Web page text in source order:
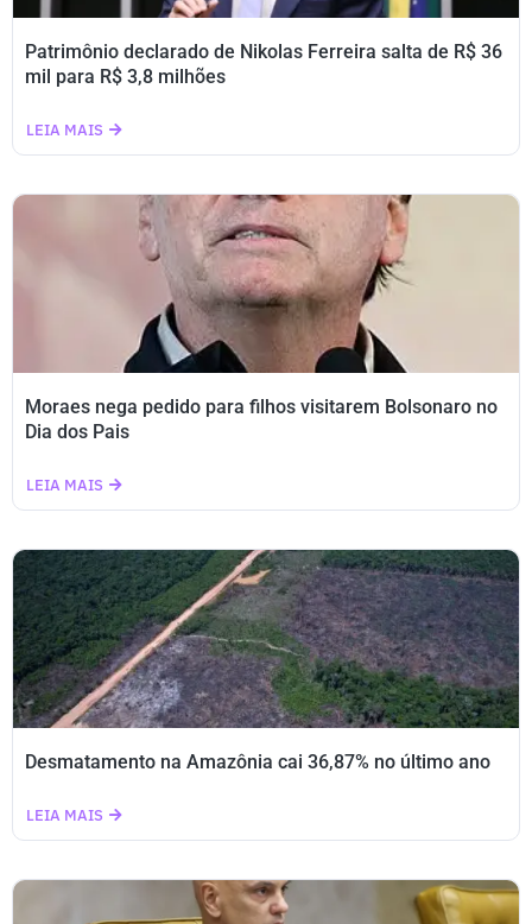
Patrimônio declarado de Nikolas Ferreira salta de R$ 36
mil para R$ 3,8 milhões
LEIA MAIS
Moraes nega pedido para filhos visitarem Bolsonaro no
Dia dos Pais
LEIA MAIS
Desmatamento na Amazônia cai 36,87% no último ano
LEIA MAIS